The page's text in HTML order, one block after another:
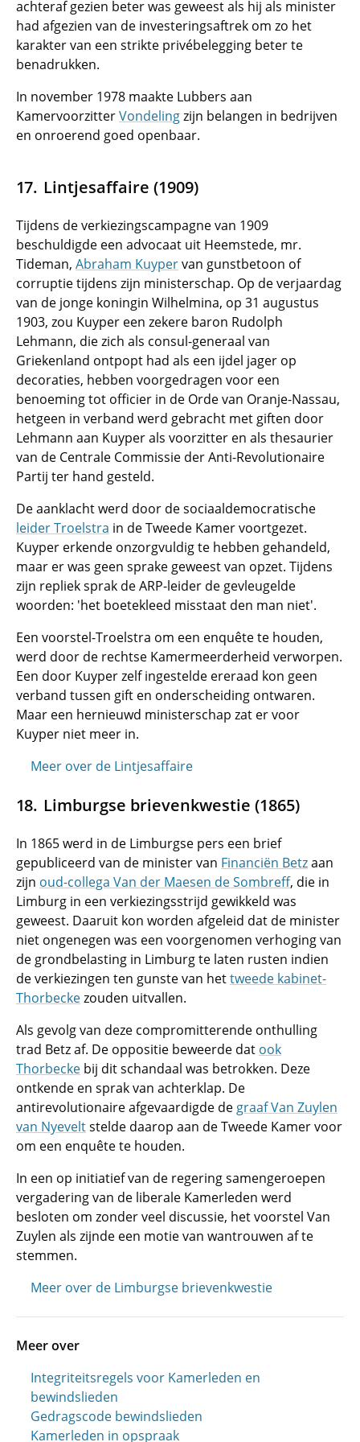
achteraf gezien beter was geweest als hij als minister
had afgezien van de investeringsaftrek om zo het
karakter van een strikte privébelegging beter te
benadrukken.
In november 1978 maakte Lubbers aan
KamervoorzitterVondelingzijn belangen in bedrijven
en onroerend goed openbaar.
Lintjesaffaire (1909)
Tijdens de verkiezingscampagne van 1909
beschuldigde een advocaat uit Heemstede, mr.
Tideman, Abraham Kuypervan gunstbetoon of
corruptie tijdens zijn ministerschap. Op de verjaardag
van de jonge koningin Wilhelmina, op 31 augustus
1903, zou Kuyper een zekere baron Rudolph
Lehmann, die zich als consul-generaal van
Griekenland ontpopt had als een ijdel jager op
decoraties, hebben voorgedragen voor een
benoeming tot officier in de Orde van Oranje-Nassau,
hetgeen in verband werd gebracht met giften door
Lehmann aan Kuyper als voorzitter en als thesaurier
van de Centrale Commissie der Anti-Revolutionaire
Partij ter hand gesteld.
De aanklacht werd door de sociaaldemocratische
leider Troelstra in de Tweede Kamer voortgezet.
Kuyper erkende onzorgvuldig te hebben gehandeld,
maar er was geen sprake geweest van opzet. Tijdens
zijn repliek sprak de ARP-leider de gevleugelde
woorden: 'het boetekleed misstaat den man niet'.
Een voorstel-Troelstra om een enquête te houden,
werd door de rechtse Kamermeerderheid verworpen.
Een door Kuyper zelf ingestelde ereraad kon geen
verband tussen gift en onderscheiding ontwaren.
Maar een hernieuwd ministerschap zat er voor
Kuyper niet meer in.
Meer over de Lintjesaffaire
Limburgse brievenkwestie (1865)
In 1865 werd in de Limburgse pers een brief
gepubliceerd van de minister van Financiën Betzaan
zijn oud-collega Van der Maesen de Sombreff, die in
Limburg in een verkiezingsstrijd gewikkeld was
geweest. Daaruit kon worden afgeleid dat de minister
niet ongenegen was een voorgenomen verhoging van
de grondbelasting in Limburg te laten rusten indien
de verkiezingen ten gunste van hettweede kabinet-
Thorbeckezouden uitvallen.
Als gevolg van deze compromitterende onthulling
trad Betz af. De oppositie beweerde dat ook
Thorbecke bij dit schandaal was betrokken. Deze
ontkende en sprak van achterklap. De
antirevolutionaire afgevaardigde de graaf Van Zuylen
van Nyeveltstelde daarop aan de Tweede Kamer voor
om een enquête te houden.
In een op initiatief van de regering samengeroepen
vergadering van de liberale Kamerleden werd
besloten om zonder veel discussie, het voorstel Van
Zuylen als zijnde een motie van wantrouwen af te
stemmen.
Meer over de Limburgse brievenkwestie
Meer over
Integriteitsregels voor Kamerleden en
bewindslieden
Gedragscode bewindslieden
Kamerleden in opspraak